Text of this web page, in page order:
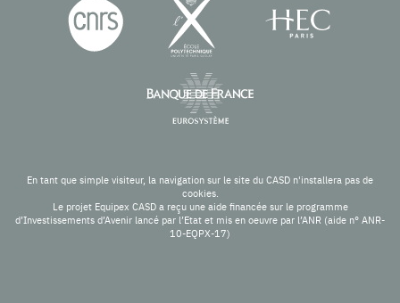
En tant que simple visiteur, la navigation sur le site du CASD n'installera pas de
cookies.
Le projet Equipex CASD a reçu une aide financée sur le programme
d’Investissements d’Avenir lancé par l’Etat et mis en oeuvre par l’ANR (aide n° ANR-
10-EQPX-17)